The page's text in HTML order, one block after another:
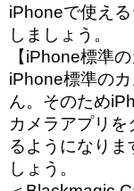
iPhoneで使え
しましょう。
【iPhone標準
iPhone標準の
ん。そのため
カメラアプリ
るようになり
しょう。